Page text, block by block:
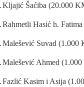
Kljajić Šaćiba (20.000
Rahmetli Hasić h.
Malešević Suvad (1.000
Malešević Ahmed
Fazlić Kasim i Asija